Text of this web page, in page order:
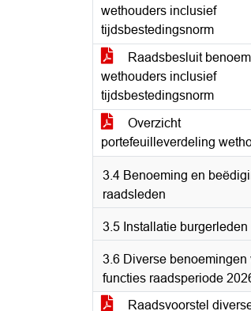
wethouders inclusief
tijdsbestedingsnorm
Raadsbesluit
wethouders inclusief
tijdsbestedingsnorm
Overzicht
portefeuilleverdeling
3.4 Benoeming en
raadsleden
3.5 Installatie burgerleden
3.6 Diverse benoemingen
functies raadsperiode
Raadsvoorstel